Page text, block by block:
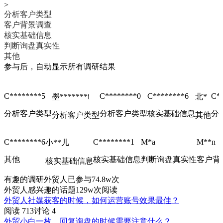
>
分析客户类型
客户背景调查
核实基础信息
判断询盘真实性
其他
参与后，自动显示所有调研结果
C********5
分析客户类型
墨*******i
分析客户类型
C********0
分析客户类型
C********6
核实基础信息
北*
其他分
C********6
其他
小**儿
核实基础信息
C********1
核实基础信息
M*a
判断询盘真实性
M**n
客户背
有趣的调研外贸人已参与74.8w次
外贸人感兴趣的话题129w次阅读
外贸人社媒获客的时候，如何运营账号效果最佳？
阅读 713讨论 4